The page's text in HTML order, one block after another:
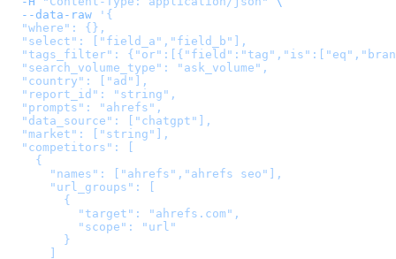
  --data-raw
' {
  "where": {},
  "select": ["field_a","field_b"],
"tags_filter":
  "search_volume_type": "ask_volume",
  "country": ["ad"],
  "report_id": "string",
  "prompts": "ahrefs",
  "data_source": ["chatgpt"],
  "market": ["string"],
  "competitors": [
    {
      "names": ["ahrefs","ahrefs seo"],
      "url_groups": [
        {
          "target": "ahrefs.com",
          "scope": "url"
        }